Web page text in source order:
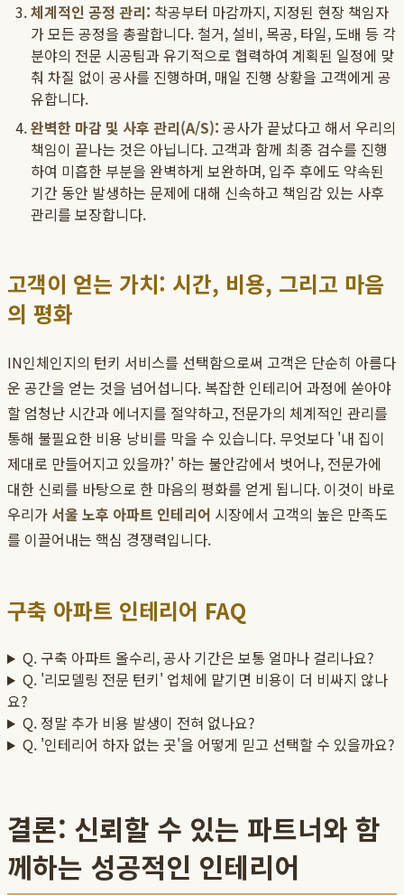
체계적인 공정 관리: 착공부터 마감까지, 지정된 현장 책임자
가 모든 공정을 총괄합니다. 철거, 설비, 목공, 타일, 도배 등 각
분야의 전문 시공팀과 유기적으로 협력하여 계획된 일정에 맞
춰 차질 없이 공사를 진행하며, 매일 진행 상황을 고객에게 공
유합니다.
완벽한 마감 및 사후 관리(A/S): 공사가 끝났다고 해서 우리의
책임이 끝나는 것은 아닙니다. 고객과 함께 최종 검수를 진행
하여 미흡한 부분을 완벽하게 보완하며, 입주 후에도 약속된
기간 동안 발생하는 문제에 대해 신속하고 책임감 있는 사후
관리를 보장합니다.
고객이 얻는 가치: 시간, 비용, 그리고 마음
의 평화
IN인체인지의 턴키 서비스를 선택함으로써 고객은 단순히 아름다
운 공간을 얻는 것을 넘어섭니다. 복잡한 인테리어 과정에 쏟아야
할 엄청난 시간과 에너지를 절약하고, 전문가의 체계적인 관리를
통해 불필요한 비용 낭비를 막을 수 있습니다. 무엇보다 '내 집이
제대로 만들어지고 있을까?' 하는 불안감에서 벗어나, 전문가에
대한 신뢰를 바탕으로 한 마음의 평화를 얻게 됩니다. 이것이 바로
우리가 서울 노후 아파트 인테리어 시장에서 고객의 높은 만족도
를 이끌어내는 핵심 경쟁력입니다.
구축 아파트 인테리어 FAQ
Q. 구축 아파트 올수리, 공사 기간은 보통 얼마나 걸리나요?
Q. '리모델링 전문 턴키' 업체에 맡기면 비용이 더 비싸지 않나
요?
Q. 정말 추가 비용 발생이 전혀 없나요?
Q. '인테리어 하자 없는 곳'을 어떻게 믿고 선택할 수 있을까요?
결론: 신뢰할 수 있는 파트너와 함
께하는 성공적인 인테리어